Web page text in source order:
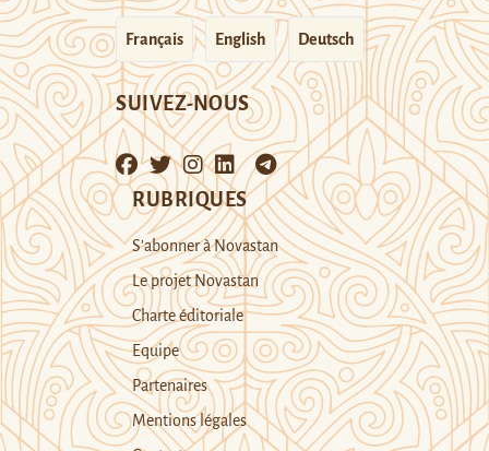
Français English Deutsch
SUIVEZ-NOUS
RUBRIQUES
S’abonner à Novastan
Le projet Novastan
Charte éditoriale
Equipe
Partenaires
Mentions légales